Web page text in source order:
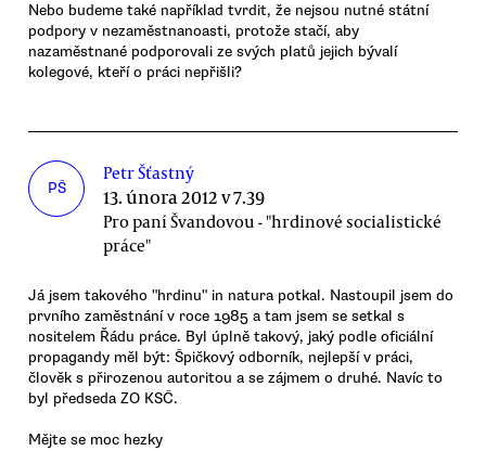
Nebo budeme také například tvrdit, že nejsou nutné státní
podpory v nezaměstnanoasti, protože stačí, aby
nazaměstnané podporovali ze svých platů jejich bývalí
kolegové, kteří o práci nepřišli?
PŠ
Petr Šťastný
13. února 2012 v 7.39
Pro paní Švandovou - "hrdinové socialistické
práce"
Já jsem takového "hrdinu" in natura potkal. Nastoupil jsem do
prvního zaměstnání v roce 1985 a tam jsem se setkal s
nositelem Řádu práce. Byl úplně takový, jaký podle oficiální
propagandy měl být: Špičkový odborník, nejlepší v práci,
člověk s přirozenou autoritou a se zájmem o druhé. Navíc to
byl předseda ZO KSČ.
Mějte se moc hezky